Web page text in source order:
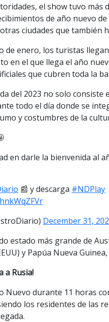
el show tuvo más
de año nuevo
ciudades que también
de enero, los turistas
en el que llega el año
que cubren toda la
del 2023 no solo
todo el día donde se
y costumbres de la
en darle la bienvenida al
📰 y descarga #NDPlay
December 31,
estado más grande de
y Papúa Nueva
a Rusia!
Nuevo durante 11 horas
los residentes de las